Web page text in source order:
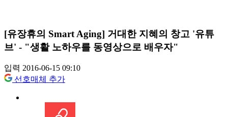
[유장휴의 Smart Aging] 거대한 지혜의 창고 '유튜
브' - "생활 노하우를 동영상으로 배우자"
입력 2016-06-15 09:10
선호매체 추가